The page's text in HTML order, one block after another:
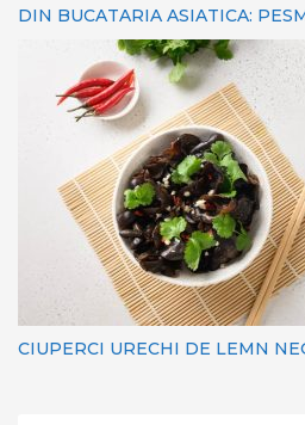
DIN BUCATARIA ASIATICA:
CIUPERCI URECHI DE LEMN